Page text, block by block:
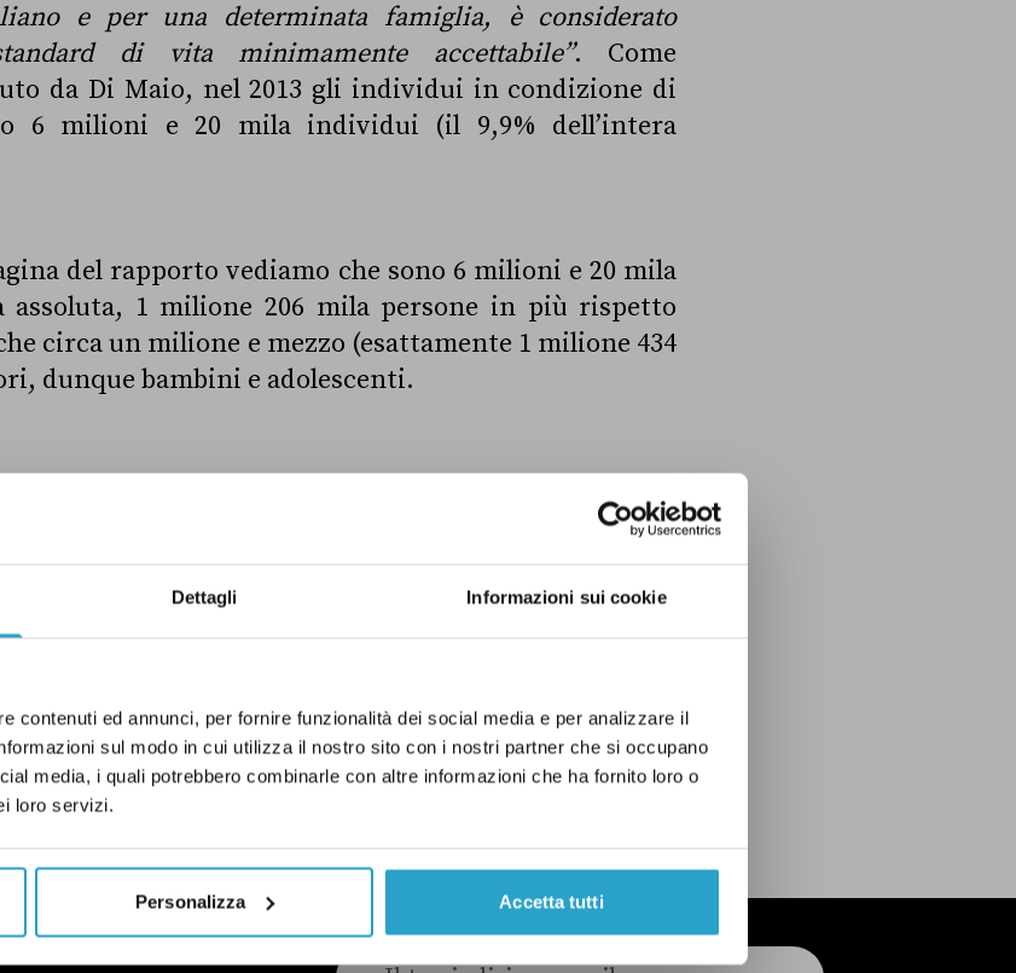
Dettagli Informazioni sui cookie
contenuti ed annunci, per fornire funzionalità dei social media e per analizzare il
sul modo in cui utilizza il nostro sito con i nostri partner che si occupano
media, i quali potrebbero combinarle con altre informazioni che ha fornito loro o
loro servizi.
Personalizza Accetta tutti
e per una determinata famiglia, è considerato
di vita minimamente accettabile”. Come
da Di Maio, nel 2013 gli individui in condizione di
6 milioni e 20 mila individui (il 9,9% dell’intera
del rapporto vediamo che sono 6 milioni e 20 mila
1 milione 206 mila persone in più rispetto
circa un milione e mezzo (esattamente 1 milione 434
dunque bambini e adolescenti.